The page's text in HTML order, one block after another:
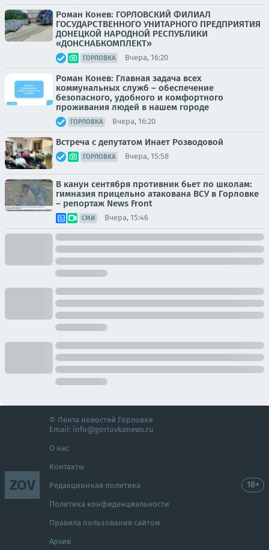
Роман Конев: ГОРЛОВСКИЙ ФИЛИАЛ
ГОСУДАРСТВЕННОГО УНИТАРНОГО ПРЕДПРИЯТИЯ
ДОНЕЦКОЙ НАРОДНОЙ РЕСПУБЛИКИ
«ДОНСНАБКОМПЛЕКТ»
ГОРЛОВКА Вчера, 16:20
Роман Конев: Главная задача всех
коммунальных служб – обеспечение
безопасного, удобного и комфортного
проживания людей в нашем городе
ГОРЛОВКА Вчера, 16:20
Встреча с депутатом Инает Розводовой
ГОРЛОВКА Вчера, 15:58
В канун сентября противник бьет по школам:
гимназия прицельно атакована ВСУ в Горловке
– репортаж News Front
СМИ Вчера, 15:46
ZOV
© Лента новостей Горловки
Email: info@gorlovkanews.ru
О нас
Контакты
Редакционная политика
Политика конфиденциальности
Правила пользования сайтом
Архив
18+